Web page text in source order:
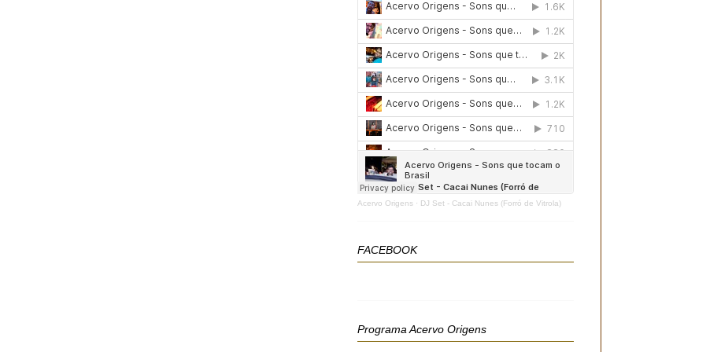
Acervo Origens · DJ Set - Cacai Nunes (Forró de Vitrola)
FACEBOOK
Programa Acervo Origens